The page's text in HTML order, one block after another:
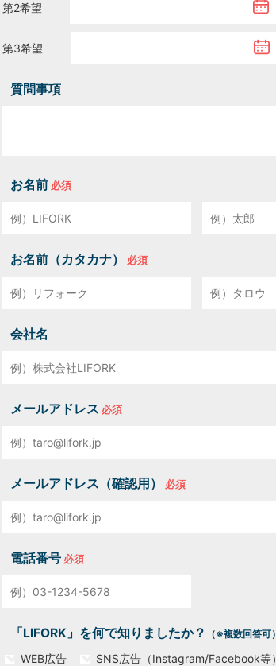
第2希望
第3希望
質問事項
お名前
お名前（カタカナ）
会社名
メールアドレス
メールアドレス（確認用）
電話番号
「LIFORK」を何で知りましたか？ （※複数回答可）
WEB広告 SNS広告（Instagram/Facebook等）